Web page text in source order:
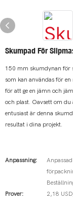
Skumpad För
150 mm skumdynan för
som kan användas för
för att ge en jämn och
och plast. Oavsett om du
entusiast är denna
resultat i dina projekt.
Anpassning:
Prover:
2,18